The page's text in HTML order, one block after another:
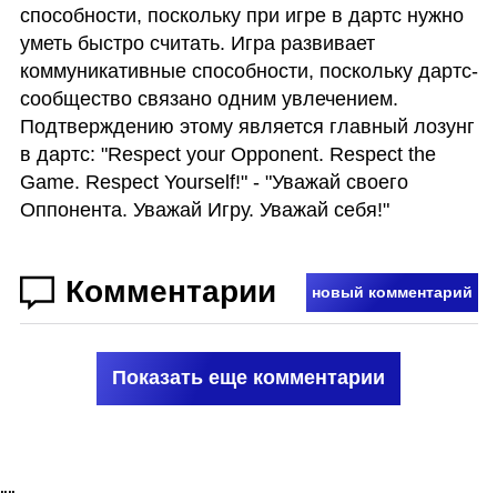
способности, поскольку при игре в дартс нужно
уметь быстро считать. Игра развивает
коммуникативные способности, поскольку дартс-
сообщество связано одним увлечением.
Подтверждению этому является главный лозунг
в дартс: "Respect your Opponent. Respect the
Game. Respect Yourself!" - "Уважай своего
Оппонента. Уважай Игру. Уважай себя!"
Комментарии новый комментарий
Показать еще комментарии